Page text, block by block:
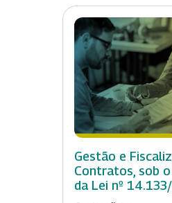
Gestão e
Contratos, sob
da Lei nº